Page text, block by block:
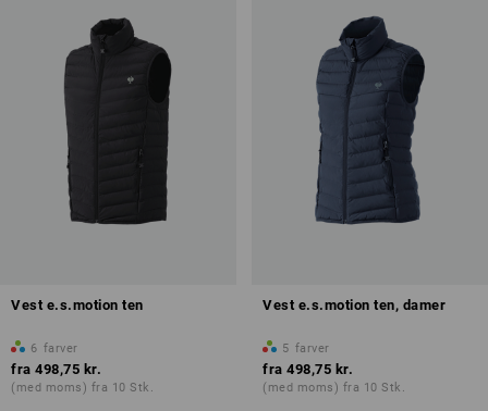
Vest e.s.motion ten
6 farver
fra 498,75 kr.
(med moms) fra 10 Stk.
Vest e.s.motion ten, damer
5 farver
fra 498,75 kr.
(med moms) fra 10 Stk.